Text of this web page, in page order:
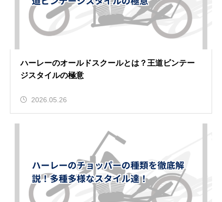
ハーレーのオールドスクールとは？王道ビンテー
ジスタイルの極意
2026.05.26